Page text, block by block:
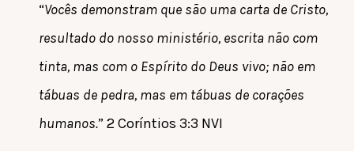
“Vocês demonstram que são uma carta de Cristo,
resultado do nosso ministério, escrita não com
tinta, mas com o Espírito do Deus vivo; não em
tábuas de pedra, mas em tábuas de corações
humanos.” 2 Coríntios 3:3 NVI